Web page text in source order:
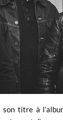
son titre à